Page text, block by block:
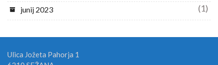
junij 2023 (1)
Ulica Jožeta Pahorja 1